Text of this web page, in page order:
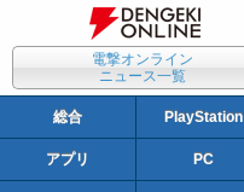
電撃オンライン
ニュース一覧
総合 PlayStation
アプリ PC